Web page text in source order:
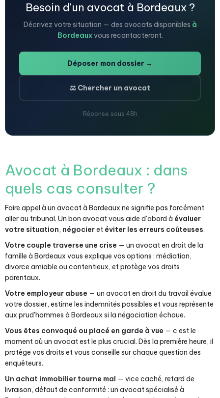
Besoin d'un avocat à Bordeaux ?
Décrivez votre situation — des avocats disponibles à
Bordeauxvous recontacteront.
Déposer mon dossier →
⚖️ Chercher un avocat
Réponse sous 48h
Avocat à Bordeaux : dans
quels cas consulter ?
Faire appel à un avocat à Bordeaux ne signifie pas forcément
aller au tribunal. Un bon avocat vous aide d'abord à évaluer
votre situation, négocieret éviter les erreurs coûteuses.
Votre couple traverse une crise — un avocat en droit de la
famille à Bordeaux vous explique vos options : médiation,
divorce amiable ou contentieux, et protège vos droits
parentaux.
Votre employeur abuse — un avocat en droit du travail évalue
votre dossier, estime les indemnités possibles et vous représente
aux prud'hommes à Bordeaux si la négociation échoue.
Vous êtes convoqué ou placé en garde à vue — c'est le
moment où un avocat est le plus crucial. Dès la première heure, il
protège vos droits et vous conseille sur chaque question des
enquêteurs.
Un achat immobilier tourne mal — vice caché, retard de
livraison, défaut de conformité : un avocat spécialisé à